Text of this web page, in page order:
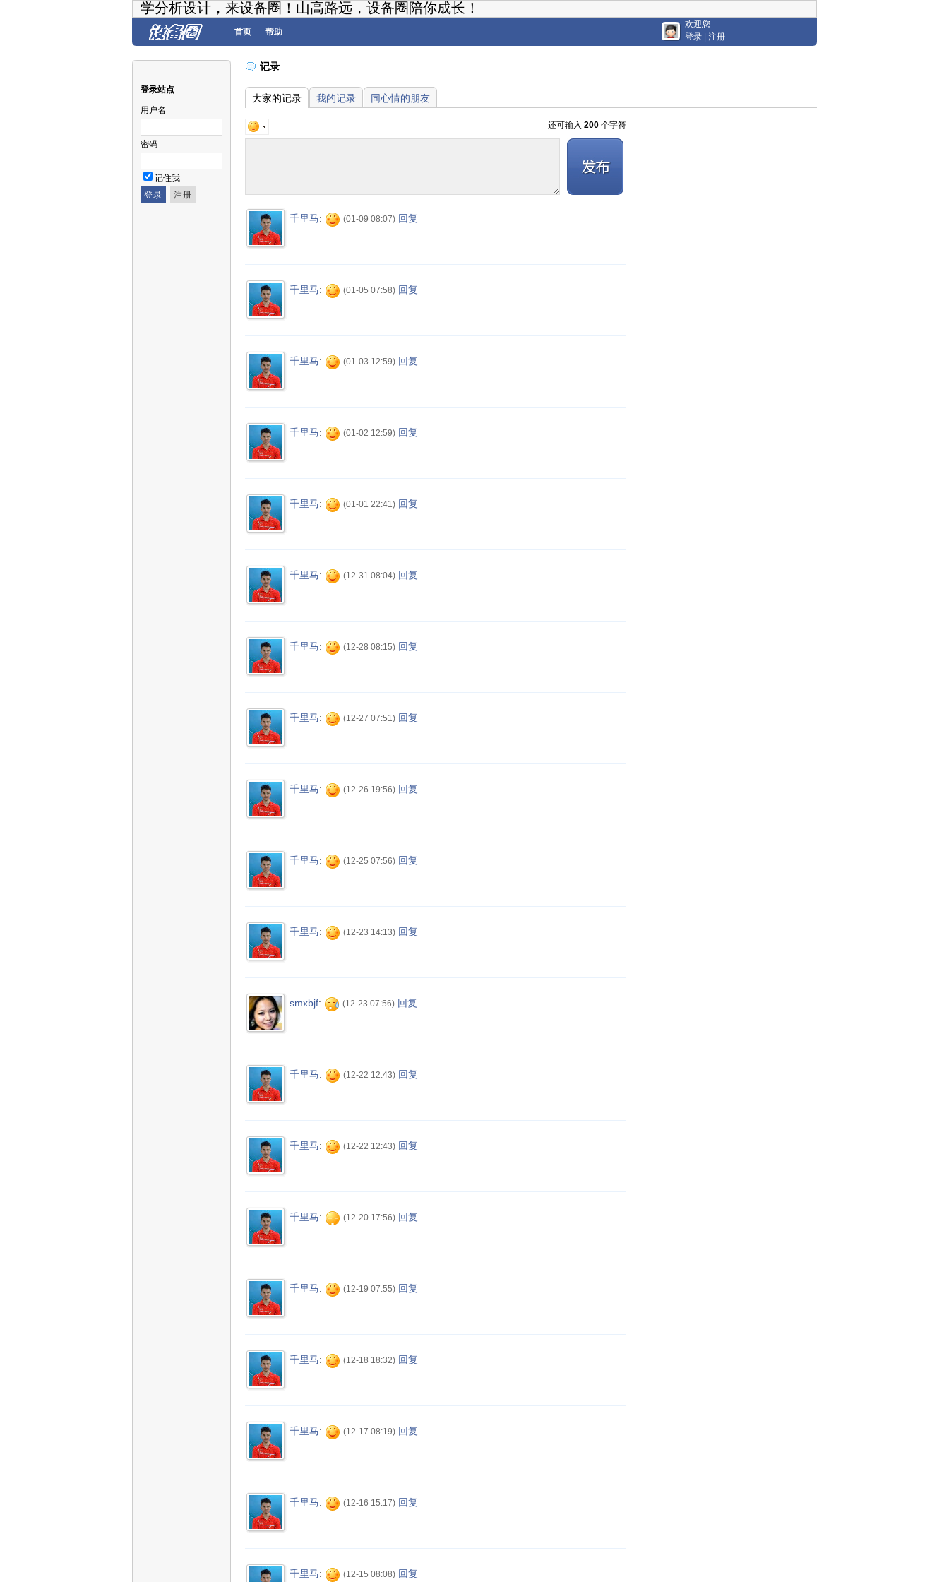
学分析设计，来设备圈！山高路远，设备圈陪你成长！
首页 帮助
欢迎您
登录
注册
登录站点
用户名
密码
记住我
记录
大家的记录 我的记录 同心情的朋友
还可输入 200 个字符
千里马: (01-09 08:07) 回复
千里马: (01-05 07:58) 回复
千里马: (01-03 12:59) 回复
千里马: (01-02 12:59) 回复
千里马: (01-01 22:41) 回复
千里马: (12-31 08:04) 回复
千里马: (12-28 08:15) 回复
千里马: (12-27 07:51) 回复
千里马: (12-26 19:56) 回复
千里马: (12-25 07:56) 回复
千里马: (12-23 14:13) 回复
smxbjf: (12-23 07:56) 回复
千里马: (12-22 12:43) 回复
千里马: (12-22 12:43) 回复
千里马: (12-20 17:56) 回复
千里马: (12-19 07:55) 回复
千里马: (12-18 18:32) 回复
千里马: (12-17 08:19) 回复
千里马: (12-16 15:17) 回复
千里马: (12-15 08:08) 回复